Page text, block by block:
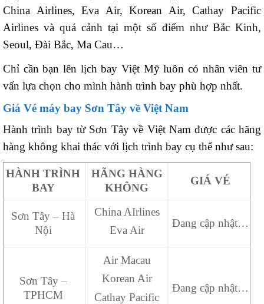
China Airlines, Eva Air, Korean Air, Cathay Pacific
Airlines và quá cảnh tại một số điểm như Bắc Kinh,
Seoul, Đài Bắc, Ma Cau…
Chỉ cần bạn lên lịch bay Việt Mỹ luôn có nhân viên tư
vấn lựa chọn cho mình hành trình bay phù hợp nhất.
Giá Vé máy bay Sơn Tây về Việt Nam
Hành trình bay từ Sơn Tây về Việt Nam được các hãng
hàng không khai thác với lịch trình bay cụ thể như sau:
HÀNH TRÌNH
BAY
HÃNG HÀNG
KHÔNG
GIÁ VÉ
Sơn Tây – Hà
Nội
China AIrlines
Eva Air
Đang cập nhật…
Sơn Tây –
TPHCM
Air Macau
Korean Air
Cathay Pacific
Đang cập nhật…